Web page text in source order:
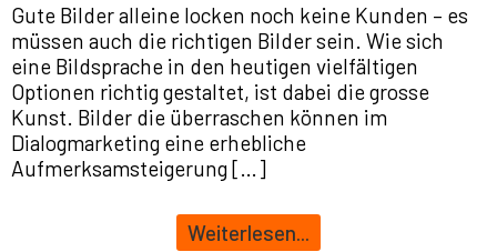
Gute Bilder alleine locken noch keine Kunden – es
müssen auch die richtigen Bilder sein. Wie sich
eine Bildsprache in den heutigen vielfältigen
Optionen richtig gestaltet, ist dabei die grosse
Kunst. Bilder die überraschen können im
Dialogmarketing eine erhebliche
Aufmerksamsteigerung […]
Weiterlesen...